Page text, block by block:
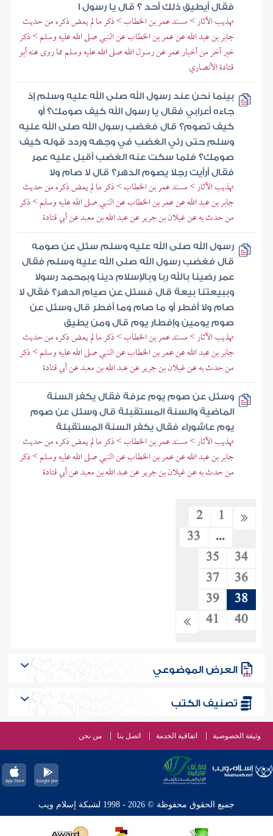
فقال أيطيق ذلك أحد ؟ قال يا رسول ا
تهذيب الآثار > مسند عمر بن الخطاب > ذكر ما لم يمض ذكره من حديث
جابر بن عبد الله عن عمر بن الخطاب عن النبي صلى الله عليه وسلم > ذكر
خبر آخر من أخبار عمر عن رسول الله صلى الله عليه وسلم مما روى عنه أبو
قتادة الأنصاري
بينما نحن عند رسول الله صلى الله عليه وسلم إذ
جاءه أعرابي فقال يا رسول الله كيف صومك؟ أو
كيف تصوم؟ قال فغضب رسول الله صلى الله عليه
وسلم حتى رئي الغضب في وجهه وردد قوله كيف
صومك؟ فلما سكت عنه الغضب أقبل عليه عمر
فقال أرأيت رجلا يصوم الدهر؟ قال لا صام ولا
تهذيب الآثار > مسند عمر بن الخطاب > ذكر ما لم يمض ذكره من حديث
جابر بن عبد الله عن عمر بن الخطاب عن النبي صلى الله عليه وسلم > ذكر
من حدث به عن غيلان بن جرير عن عبد الله بن معبد عن أبي قتادة
رسول الله صلى الله عليه وسلم سئل عن صومه
قال فغضب رسول الله صلى الله عليه وسلم فقال
عمر رضينا بالله ربا وبالإسلام دينا وبمحمد رسولا
وببيعتنا بيعة قال فسئل عن صيام الدهر؟ فقال لا
صام ولا أفطر أو ما صام وما أفطر قال وسئل عن
صوم يومين وإفطار يوم قال ومن يطيق
تهذيب الآثار > مسند عمر بن الخطاب > ذكر ما لم يمض ذكره من حديث
جابر بن عبد الله عن عمر بن الخطاب عن النبي صلى الله عليه وسلم > ذكر
من حدث به عن غيلان بن جرير عن عبد الله بن معبد عن أبي قتادة
وسئل عن صوم يوم عرفة فقال يكفر السنة
الماضية والسنة المستقبلة قال وسئل عن صوم
يوم عاشوراء فقال يكفر السنة المستقبلة
تهذيب الآثار > مسند عمر بن الخطاب > ذكر ما لم يمض ذكره من حديث
جابر بن عبد الله عن عمر بن الخطاب عن النبي صلى الله عليه وسلم > ذكر
من حدث به عن غيلان بن جرير عن عبد الله بن معبد عن أبي قتادة
1
2
...
33
34
35
36
37
38
39
40
41
العرض الموضوعي
تصنيف الكتب
وثيقة الخصوصية اتفاقية الخدمة اتصل بنا من نحن
جميع الحقوق محفوظة © 2026 - 1998 لشبكة إسلام ويب